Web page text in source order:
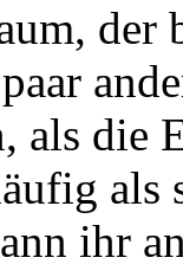
der
als die
ihr